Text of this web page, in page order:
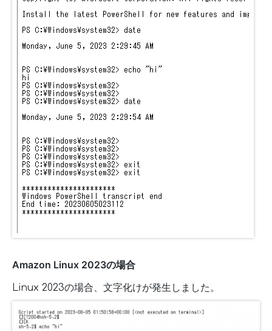
Amazon Linux 2023の場合
Linux 2023の場合、文字化けが発生しました。